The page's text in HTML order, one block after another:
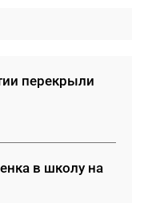
перекрыли
в школу на